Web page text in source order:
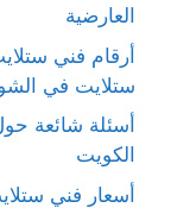
العارضية
أرقام فني
ستلايت في
أسئلة شائعة
الكويت
أسعار فني